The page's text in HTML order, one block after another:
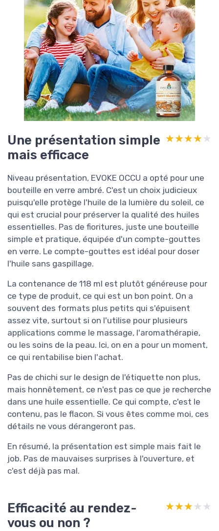
Une présentation simple
mais efficace
★★★★★
★★★★★
Niveau présentation, EVOKE OCCU a opté pour une
bouteille en verre ambré. C'est un choix judicieux
puisqu'elle protège l'huile de la lumière du soleil, ce
qui est crucial pour préserver la qualité des huiles
essentielles. Pas de fioritures, juste une bouteille
simple et pratique, équipée d'un compte-gouttes
en verre. Le compte-gouttes est idéal pour doser
l'huile sans gaspillage.
La contenance de 118 ml est plutôt généreuse pour
ce type de produit, ce qui est un bon point. On a
souvent des formats plus petits qui s'épuisent
assez vite, surtout si on l'utilise pour plusieurs
applications comme le massage, l'aromathérapie,
ou les soins de la peau. Ici, on en a pour un moment,
ce qui rentabilise bien l'achat.
Pas de chichi sur le design de l'étiquette non plus,
mais honnêtement, ce n'est pas ce que je recherche
dans une huile essentielle. Ce qui compte, c'est le
contenu, pas le flacon. Si vous êtes comme moi, ces
détails ne vous dérangeront pas.
En résumé, la présentation est simple mais fait le
job. Pas de mauvaises surprises à l'ouverture, et
c'est déjà pas mal.
Efficacité au rendez-
vous ou non ?
★★★★★
★★★★★